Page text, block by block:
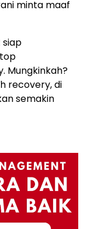
minta maaf
siap
Mungkinkah?
recovery, di
semakin